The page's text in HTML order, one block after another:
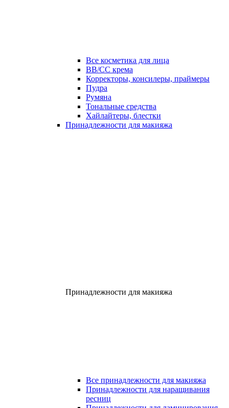
Все косметика для лица
ВВ/СС крема
Корректоры, консилеры, праймеры
Пудра
Румяна
Тональные средства
Хайлайтеры, блестки
Принадлежности для макияжа
Принадлежности для макияжа
Все принадлежности для макияжа
Принадлежности для наращивания
ресниц